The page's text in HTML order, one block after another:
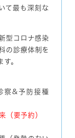
て最も深刻な
型コロナ感染
の診療体制を
。
&予防接種
（要予約）